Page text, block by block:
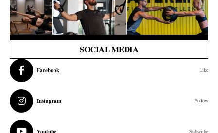
SOCIAL MEDIA
Facebook Like
Instagram Follow
Subscribe